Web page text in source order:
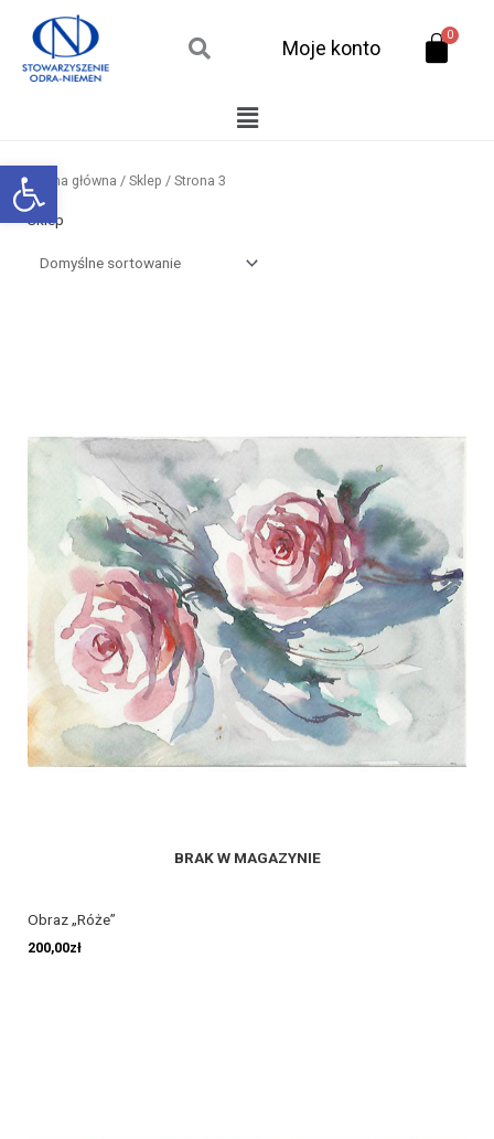
Otwórz pasek narzędzi
Moje konto
Menu
Strona główna / Sklep / Strona 3
Sklep
BRAK W MAGAZYNIE
Obraz „Róże”
200,00zł